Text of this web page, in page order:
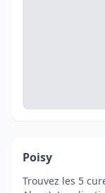
Poisy
Trouvez les 5